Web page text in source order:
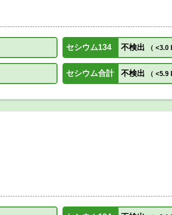
セシウム134 不検出 （ <3.0
セシウム合計 不検出 （ <5.9